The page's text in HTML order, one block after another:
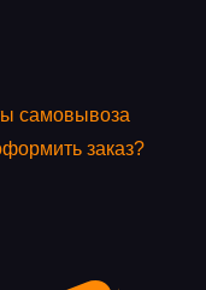
самовывоза
заказ?